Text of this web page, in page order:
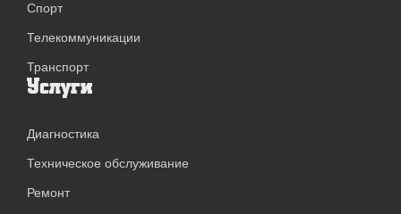
Спорт
Телекоммуникации
Транспорт
Услуги
Диагностика
Техническое обслуживание
Ремонт